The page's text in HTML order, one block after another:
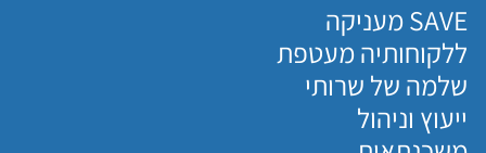
SAVE מעניקה
ללקוחותיה מעטפת
שלמה של שרותי
ייעוץ וניהול